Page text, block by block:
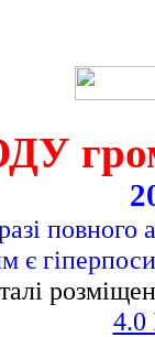
повного
є
4.0